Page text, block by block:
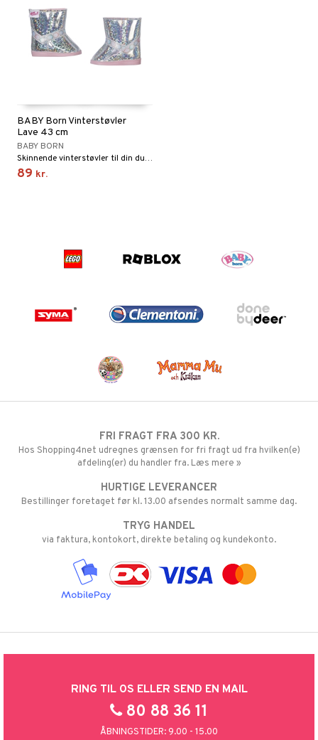
BABY Born Vinterstøvler
Lave 43 cm
BABY BORN
Skinnende vinterstøvler til din dukke i topmoderne design.
89 kr.
FRI FRAGT FRA 300 KR.
Hos Shopping4net udregnes grænsen for fri fragt ud fra hvilken(e)
afdeling(er) du handler fra. Læs mere »
HURTIGE LEVERANCER
Bestillinger foretaget før kl. 13.00 afsendes normalt samme dag.
TRYG HANDEL
via faktura, kontokort, direkte betaling og kundekonto.
RING TIL OS ELLER SEND EN MAIL
80 88 36 11
ÅBNINGSTIDER: 9.00 - 15.00